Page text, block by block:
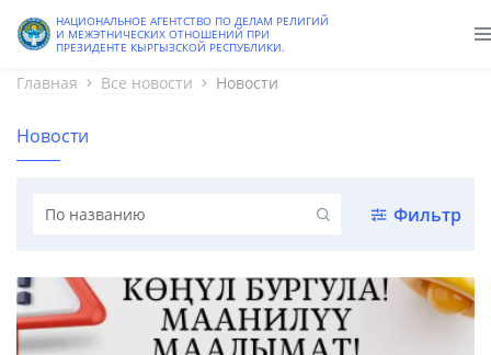
НАЦИОНАЛЬНОЕ АГЕНТСТВО ПО ДЕЛАМ РЕЛИГИЙ
И МЕЖЭТНИЧЕСКИХ ОТНОШЕНИЙ ПРИ
ПРЕЗИДЕНТЕ КЫРГЫЗСКОЙ РЕСПУБЛИКИ.
Главная Все новости Новости
Новости
Фильтр